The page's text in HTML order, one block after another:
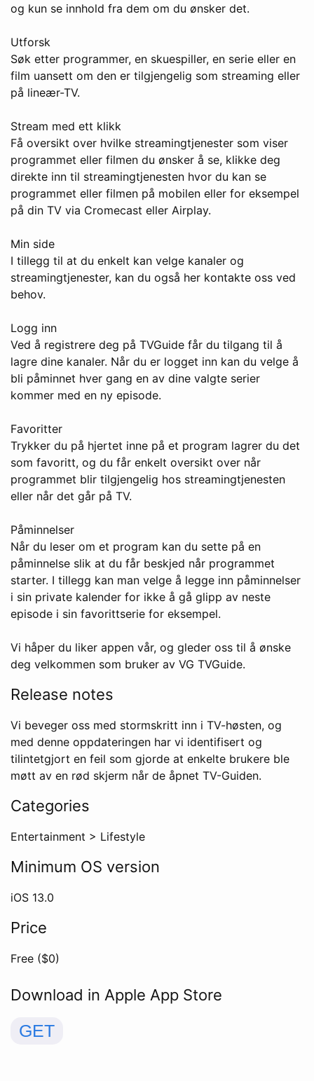
og kun se innhold fra dem om du ønsker det.
Utforsk
Søk etter programmer, en skuespiller, en serie eller en
film uansett om den er tilgjengelig som streaming eller
på lineær-TV.
Stream med ett klikk
Få oversikt over hvilke streamingtjenester som viser
programmet eller filmen du ønsker å se, klikke deg
direkte inn til streamingtjenesten hvor du kan se
programmet eller filmen på mobilen eller for eksempel
på din TV via Cromecast eller Airplay.
Min side
I tillegg til at du enkelt kan velge kanaler og
streamingtjenester, kan du også her kontakte oss ved
behov.
Logg inn
Ved å registrere deg på TVGuide får du tilgang til å
lagre dine kanaler. Når du er logget inn kan du velge å
bli påminnet hver gang en av dine valgte serier
kommer med en ny episode.
Favoritter
Trykker du på hjertet inne på et program lagrer du det
som favoritt, og du får enkelt oversikt over når
programmet blir tilgjengelig hos streamingtjenesten
eller når det går på TV.
Påminnelser
Når du leser om et program kan du sette på en
påminnelse slik at du får beskjed når programmet
starter. I tillegg kan man velge å legge inn påminnelser
i sin private kalender for ikke å gå glipp av neste
episode i sin favorittserie for eksempel.
Vi håper du liker appen vår, og gleder oss til å ønske
deg velkommen som bruker av VG TVGuide.
Release notes
Vi beveger oss med stormskritt inn i TV-høsten, og
med denne oppdateringen har vi identifisert og
tilintetgjort en feil som gjorde at enkelte brukere ble
møtt av en rød skjerm når de åpnet TV-Guiden.
Categories
Entertainment > Lifestyle
Minimum OS version
iOS 13.0
Price
Free ($0)
Download in Apple App Store
GET